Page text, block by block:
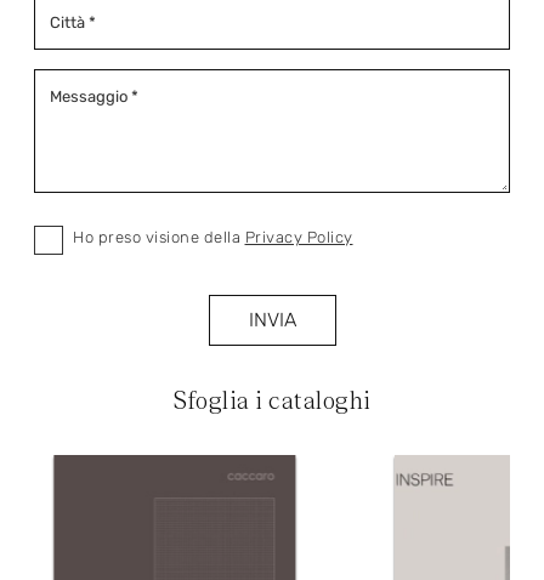
Sfoglia i cataloghi
Ho preso visione della Privacy Policy
INVIA